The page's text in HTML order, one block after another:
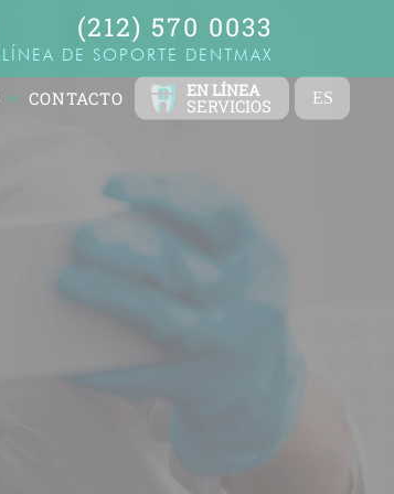
(212) 570 0033
LÍNEA DE SOPORTE DENTMAX
CONTACTO EN LÍNEA
SERVICIOS ES